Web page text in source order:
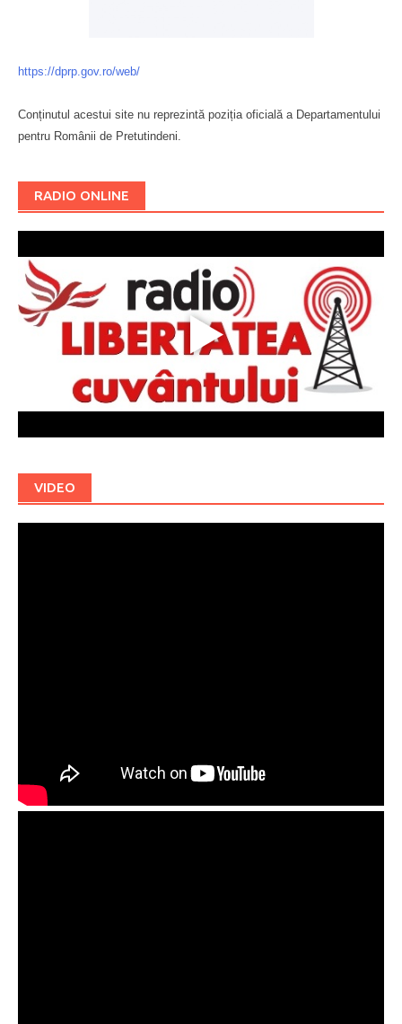
https://dprp.gov.ro/web/
Conținutul acestui site nu reprezintă poziția oficială a Departamentului
pentru Românii de Pretutindeni.
RADIO ONLINE
VIDEO